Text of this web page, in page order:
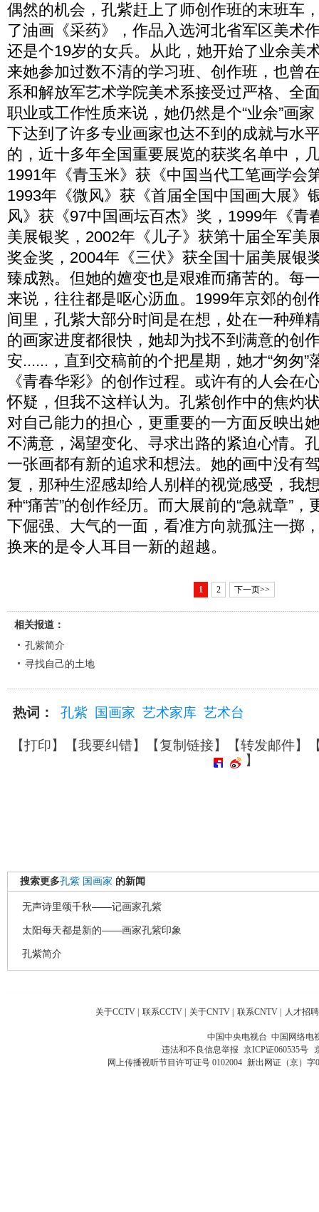
偶然的机会，孔紫赶上了师创作班的末班车
了油画《采药》，作品入选河北省军区美术
还是个19岁的女兵。从此，她开始了业余美
来她参加过数不清的学习班、创作班，也曾
系和解放军艺术学院美术系接受过严格、全
职业或工作性质来说，她仍然是个“业余”画
下达到了许多专业画家也达不到的成就与水
的，近十多年全国重要展览的获奖名单中，
1991年《青玉米》获《中国当代工笔画学会
1993年《微风》获《首届全国中国画大展》
风》获《97中国画坛百杰》奖，1999年《青
美展银奖，2002年《儿子》获第十届全军美
奖金奖，2004年《三伏》获全国十届美展银
臻成熟。但她的嬗变也是艰难而痛苦的。每
来说，往往都是呕心沥血。1999年京郊的创
间里，孔紫大部分时间是在想，处在一种殚
的画家进度都很快，她却为找不到满意的创
安......，直到交稿前的个把星期，她才“匆匆”
《青春华彩》的创作过程。或许有的人会在
怀疑，但我不这样认为。孔紫创作中的焦灼
对自己能力的担心，更重要的一方面反映出
不满意，渴望变化、寻求出路的紧迫心情。
一张画都有新的追求和想法。她的画中没有
复，那种生涩感却给人别样的视觉感受，我
种“痛苦”的创作经历。而大展前的“急就章”
下倔强、大气的一面，看准方向就孤注一掷
换来的是令人耳目一新的超越。
1 2 下一页>>
相关报道：
孔紫简介
寻找自己的土地
热词： 孔紫 国画家 艺术家库 艺术台
【打印】【我要纠错】【复制链接】【转发邮件】
】
搜索更多孔紫 国画家 的新闻
无声诗里颂千秋——记画家孔紫
太阳每天都是新的——画家孔紫印象
孔紫简介
关于CCTV | 联系CCTV | 关于CNTV | 联系CNTV | 人才招聘
中国中央电视台 中国网络电
违法和不良信息举报 京ICP证060535号
网上传播视听节目许可证号 0102004 新出网证（京）